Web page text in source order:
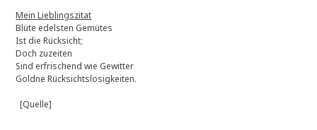
Mein Lieblingszitat
Blüte edelsten Gemütes
Ist die Rücksicht;
Doch zuzeiten
Sind erfrischend wie Gewitter
Goldne Rücksichtslosigkeiten.
[Quelle]